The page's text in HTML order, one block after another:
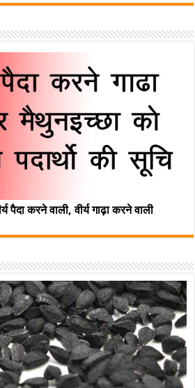
करने वाली, वीर्य गाढ़ा करने वाली